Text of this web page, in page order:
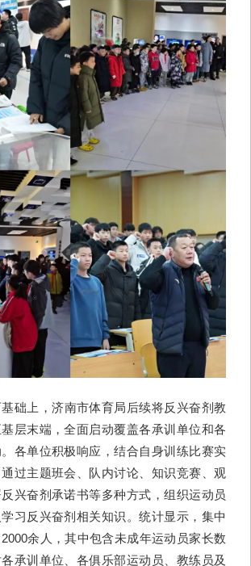
础上，济南市体育局后续将反兴奋剂教
层末端，全面启动覆盖各承训单位和各
各单位积极响应，结合自身训练比赛实
过主题班会、队内讨论、知识竞赛、观
兴奋剂承诺书等多种方式，组织运动员
习反兴奋剂相关知识。统计显示，集中
余人，其中包含未成年运动员家长数
承训单位、各俱乐部运动员、教练员及